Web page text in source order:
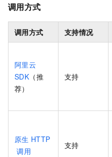
调用方式
调用方式 支持情况
阿里云
SDK （推
荐）
支持
原生 HTTP
调用
支持